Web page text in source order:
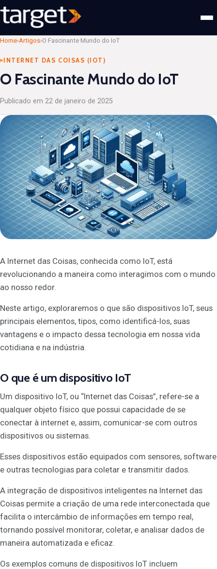
Home›Artigos›O Fascinante Mundo do IoT
INTERNET DAS COISAS (IOT)
O Fascinante Mundo do IoT
Publicado em 22 de janeiro de 2025
A Internet das Coisas, conhecida como IoT, está
revolucionando a maneira como interagimos com o mundo
ao nosso redor.
Neste artigo, exploraremos o que são dispositivos IoT, seus
principais elementos, tipos, como identificá-los, suas
vantagens e o impacto dessa tecnologia em nossa vida
cotidiana e na indústria.
O que é um dispositivo IoT
Um dispositivo IoT, ou “Internet das Coisas”, refere-se a
qualquer objeto físico que possui capacidade de se
conectar à internet e, assim, comunicar-se com outros
dispositivos ou sistemas.
Esses dispositivos estão equipados com sensores, software
e outras tecnologias para coletar e transmitir dados.
A integração de dispositivos inteligentes na Internet das
Coisas permite a criação de uma rede interconectada que
facilita o intercâmbio de informações em tempo real,
tornando possível monitorar, coletar, e analisar dados de
maneira automatizada e eficaz.
Os exemplos comuns de dispositivos IoT incluem